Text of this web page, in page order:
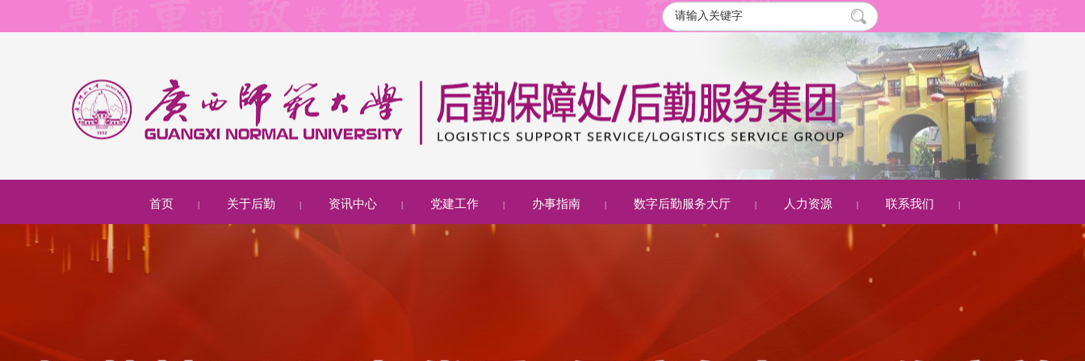
首页 | 关于后勤 | 资讯中心 | 党建工作 | 办事指南 | 数字后勤服务大厅 | 人力资源 | 联系我们 |